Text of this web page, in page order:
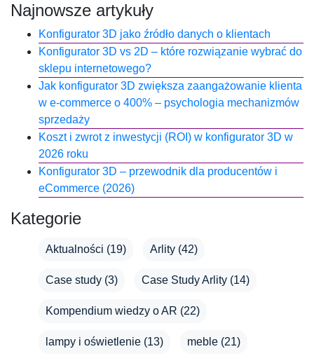
Najnowsze artykuły
Konfigurator 3D jako źródło danych o klientach
Konfigurator 3D vs 2D – które rozwiązanie wybrać do
sklepu internetowego?
Jak konfigurator 3D zwiększa zaangażowanie klienta
w e-commerce o 400% – psychologia mechanizmów
sprzedaży
Koszt i zwrot z inwestycji (ROI) w konfigurator 3D w
2026 roku
Konfigurator 3D – przewodnik dla producentów i
eCommerce (2026)
Kategorie
Aktualności (19) Arlity (42)
Case study (3) Case Study Arlity (14)
Kompendium wiedzy o AR (22)
lampy i oświetlenie (13) meble (21)